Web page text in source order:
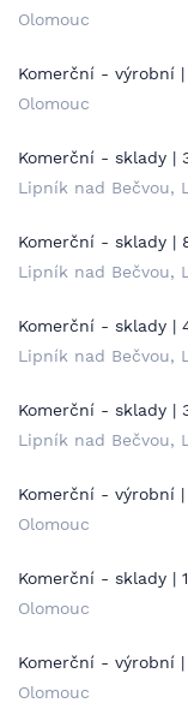
Olomouc
Komerční - výrobní |
Olomouc
Komerční - sklady |
Lipník nad Bečvou,
Komerční - sklady |
Lipník nad Bečvou,
Komerční - sklady |
Lipník nad Bečvou,
Komerční - sklady |
Lipník nad Bečvou,
Komerční - výrobní
Olomouc
Komerční - sklady |
Olomouc
Komerční - výrobní |
Olomouc